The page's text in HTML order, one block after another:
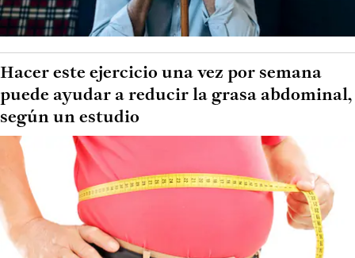
Hacer este ejercicio una vez por semana
puede ayudar a reducir la grasa abdominal,
según un estudio